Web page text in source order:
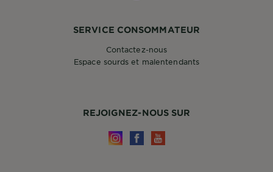
REJOIGNEZ-NOUS SUR
SERVICE CONSOMMATEUR
Contactez-nous
Espace sourds et malentendants